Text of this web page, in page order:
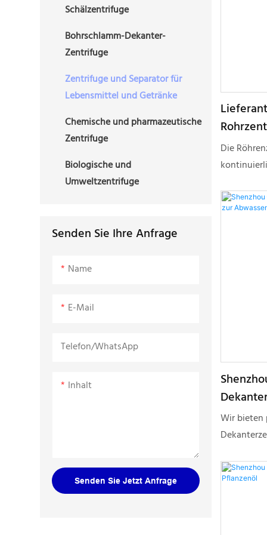
Schälzentrifuge
Bohrschlamm-Dekanter-
Zentrifuge
Zentrifuge und Separator für
Lebensmittel und Getränke
Chemische und pharmazeutische
Zentrifuge
Biologische und
Umweltzentrifuge
Senden Sie Ihre Anfrage
Name
E-Mail
Telefon/WhatsApp
Inhalt
Senden Sie Jetzt Anfrage
findet
15 mm, die
% und die
nicht
Die
sehr
Wir bieten
neuesten
gerecht